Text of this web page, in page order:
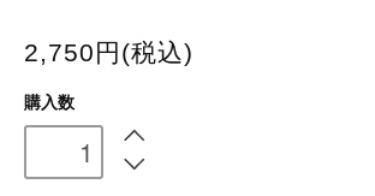
2,750円(税込)
購入数